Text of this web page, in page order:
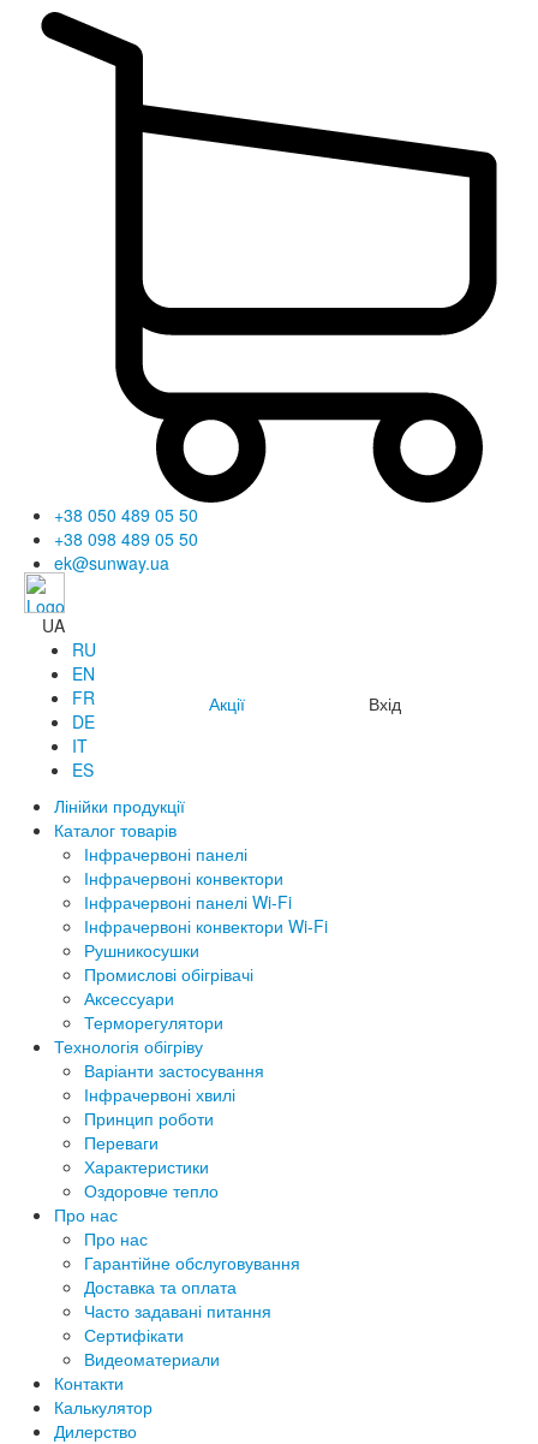
+38 050 489 05 50
+38 098 489 05 50
ek@sunway.ua
UA
RU
EN
FR
DE
IT
ES
Акції Вхід
Лінійки продукції
Каталог товарів
Інфрачервоні панелі
Інфрачервоні конвектори
Інфрачервоні панелі Wi-Fi
Інфрачервоні конвектори Wi-Fi
Рушникосушки
Промислові обігрівачі
Аксессуари
Терморегулятори
Технологія обігріву
Варіанти застосування
Інфрачервоні хвилі
Принцип роботи
Переваги
Характеристики
Оздоровче тепло
Про нас
Про нас
Гарантійне обслуговування
Доставка та оплата
Часто задавані питання
Сертифікати
Видеоматериали
Контакти
Калькулятор
Дилерство